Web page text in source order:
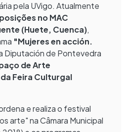
pela UVigo. Atualmente
no MAC
(Huete, Cuenca),
"Mujeres en acción.
Diputación de Pontevedra
de Arte
Feira Culturgal
e realiza o festival
arte" na Câmara Municipal